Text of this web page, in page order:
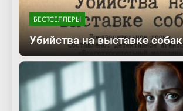
БЕСТСЕЛЛЕРЫ
Убийства на выставке собак